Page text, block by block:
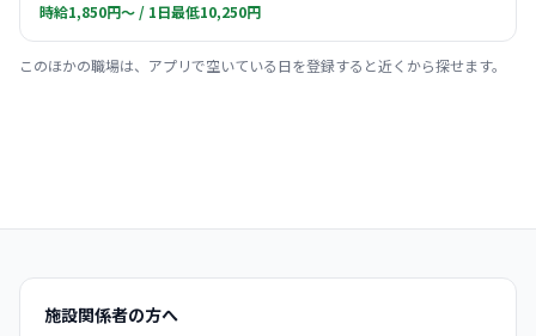
時給1,850円〜 / 1日最低10,250円
このほかの職場は、アプリで空いている日を登録すると近くから探せます。
施設関係者の方へ